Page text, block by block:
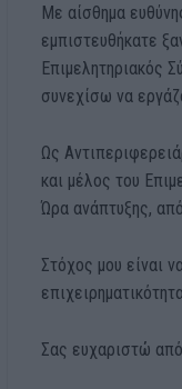
Με αίσθημα
εμπιστευθήκατε
Επιμελητηριακός
συνεχίσω να
Ως
και μέλος του
Ώρα ανάπτυξης,
Στόχος μου είναι
Σας ευχαριστώ